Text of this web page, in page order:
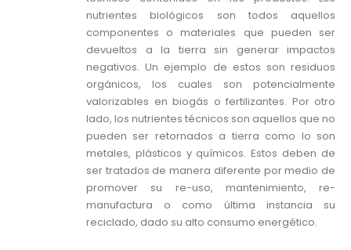
nutrientes biológicos son todos aquellos
componentes o materiales que pueden ser
devueltos a la tierra sin generar impactos
negativos. Un ejemplo de estos son residuos
orgánicos, los cuales son potencialmente
valorizables en biogás o fertilizantes. Por otro
lado, los nutrientes técnicos son aquellos que no
pueden ser retornados a tierra como lo son
metales, plásticos y químicos. Estos deben de
ser tratados de manera diferente por medio de
promover su re-uso, mantenimiento, re-
manufactura o como última instancia su
reciclado, dado su alto consumo energético.